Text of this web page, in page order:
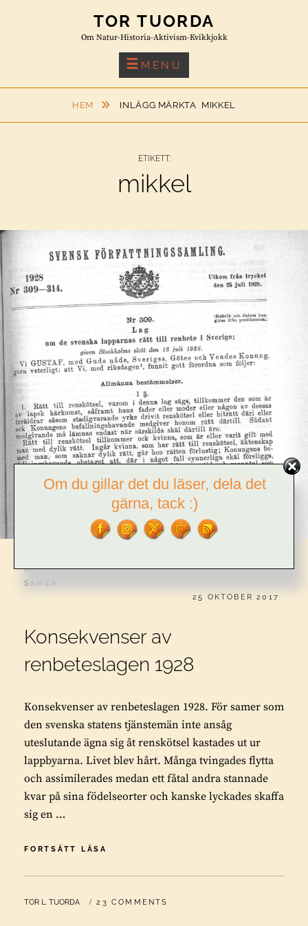
TOR TUORDA
Om Natur-Historia-Aktivism-Kvikkjokk
MENU
HEM INLÄGG MÄRKTA MIKKEL
ETIKETT:
mikkel
CATEGORIES:
HISTORIA,KOLONIALISM,KULTUR,POLITIK,RASISM,
SAMER
PUBLICERAT
25 OKTOBER 2017
Konsekvenser av
renbeteslagen 1928
Konsekvenser av renbeteslagen 1928. För samer som
den svenska statens tjänstemän inte ansåg
uteslutande ägna sig åt renskötsel kastades ut ur
lappbyarna. Livet blev hårt. Många tvingades flytta
och assimilerades medan ett fåtal andra stannade
kvar på sina födelseorter och kanske lyckades skaffa
sig en …
FORTSÄTT LÄSA
RENBETESLAGEN
BY
TOR L. TUORDA 23 COMMENTS
Om du gillar det du läser, dela det
gärna, tack :)